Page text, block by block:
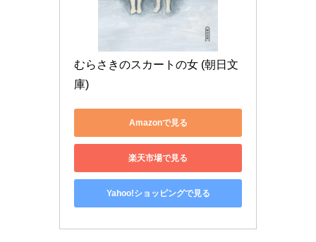
むらさきのスカートの女 (朝日文
庫)
Amazonで見る
楽天市場で見る
Yahoo!ショッピングで見る